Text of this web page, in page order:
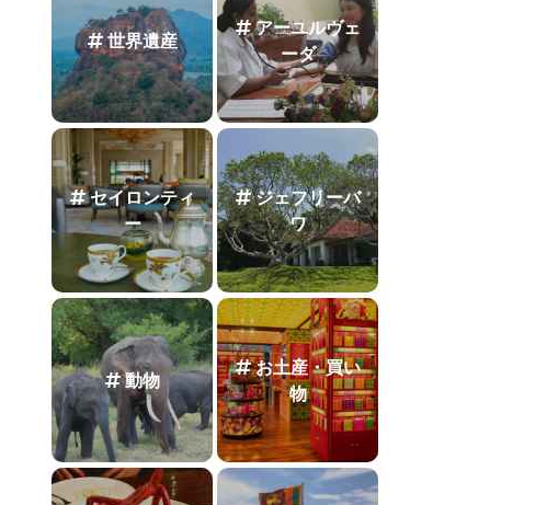
世界遺産
アーユルヴェ
ーダ
セイロンティ
ー
ジェフリーバ
ワ
動物
お土産・買い
物